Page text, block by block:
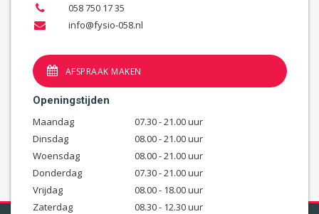
058 750 17 35
info@fysio-058.nl
AFSPRAAK MAKEN
Openingstijden
Maandag
07.30 - 21.00 uur
Dinsdag
08.00 - 21.00 uur
Woensdag
08.00 - 21.00 uur
Donderdag
07.30 - 21.00 uur
Vrijdag
08.00 - 18.00 uur
Zaterdag
08.30 - 12.30 uur